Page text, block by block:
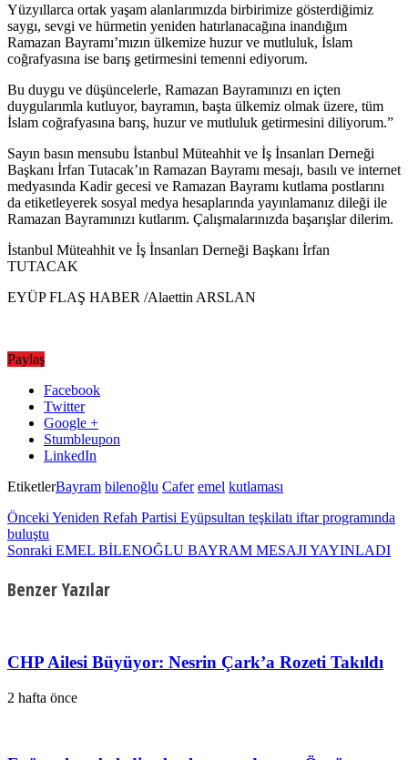
Yüzyıllarca ortak yaşam alanlarımızda birbirimize gösterdiğimiz
saygı, sevgi ve hürmetin yeniden hatırlanacağına inandığım
Ramazan Bayramı’mızın ülkemize huzur ve mutluluk, İslam
coğrafyasına ise barış getirmesini temenni ediyorum.
Bu duygu ve düşüncelerle, Ramazan Bayramınızı en içten
duygularımla kutluyor, bayramın, başta ülkemiz olmak üzere, tüm
İslam coğrafyasına barış, huzur ve mutluluk getirmesini diliyorum.”
Sayın basın mensubu İstanbul Müteahhit ve İş İnsanları Derneği
Başkanı İrfan Tutacak’ın Ramazan Bayramı mesajı, basılı ve internet
medyasında Kadir gecesi ve Ramazan Bayramı kutlama postlarını
da etiketleyerek sosyal medya hesaplarında yayınlamanız dileği ile
Ramazan Bayramınızı kutlarım. Çalışmalarınızda başarışlar dilerim.
İstanbul Müteahhit ve İş İnsanları Derneği Başkanı İrfan
TUTACAK
EYÜP FLAŞ HABER /Alaettin ARSLAN
Paylaş
Facebook
Twitter
Google +
Stumbleupon
LinkedIn
EtiketlerBayram bilenoğlu Cafer emel kutlaması
Önceki Yeniden Refah Partisi Eyüpsultan teşkilatı iftar programında
buluştu
Sonraki EMEL BİLENOĞLU BAYRAM MESAJI YAYINLADI
Benzer Yazılar
CHP Ailesi Büyüyor: Nesrin Çark’a Rozeti Takıldı
2 hafta önce